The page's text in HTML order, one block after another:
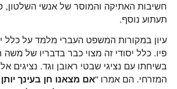
חשיבות האתיקה והמוסר של אנשי השלטון,
תעתוע נוסף.
עיון במקורות המשפט העברי מלמד על כלל
פיו. כלל יסודי זה מצוי כבר בדבריו של
בשיחתו עם נציגי שבטי ראובן וגד. נציגים
המזרחי. הם אמרו "אם מצאנו חן בעינך